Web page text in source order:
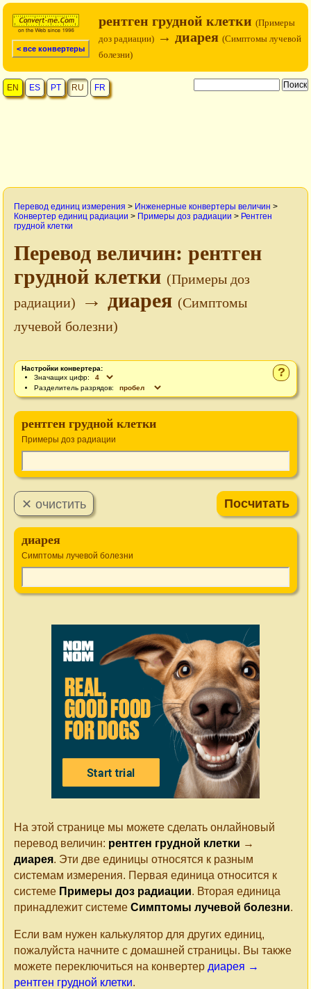
< все конвертеры
рентген грудной клетки (Примеры
доз радиации) → диарея (Симптомы лучевой
болезни)
EN ES PT RU FR
Перевод единиц измерения > Инженерные конвертеры величин >
Конвертер единиц радиации > Примеры доз радиации > Рентген
грудной клетки
Перевод величин: рентген
грудной клетки (Примеры доз
радиации)
→ диарея (Симптомы
лучевой болезни)
?
Настройки конвертера:
Значащих цифр:
Разделитель разрядов:
рентген грудной клетки
Примеры доз радиации
диарея
Симптомы лучевой болезни
На этой странице мы можете сделать онлайновый
перевод величин: рентген грудной клетки →
диарея. Эти две единицы относятся к разным
системам измерения. Первая единица относится к
системе Примеры доз радиации. Вторая единица
принадлежит системе Симптомы лучевой болезни.
Если вам нужен калькулятор для других единиц,
пожалуйста начните с домашней страницы. Вы также
можете переключиться на конвертер диарея →
рентген грудной клетки.